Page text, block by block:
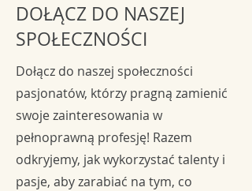
DOŁĄCZ DO NASZEJ
SPOŁECZNOŚCI
Dołącz do naszej społeczności
pasjonatów, którzy pragną zamienić
swoje zainteresowania w
pełnoprawną profesję! Razem
odkryjemy, jak wykorzystać talenty i
pasje, aby zarabiać na tym, co